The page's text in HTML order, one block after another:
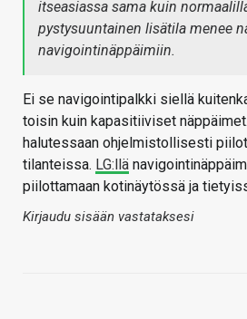
itseasiassa sama kuin
pystysuuntainen lisätila menee
navigointinäppäimiin.
Ei se navigointipalkki siellä
toisin kuin kapasitiiviset
halutessaan ohjelmistollisesti
tilanteissa. LG:llä
piilottamaan kotinäytössä ja
Kirjaudu sisään vastataksesi